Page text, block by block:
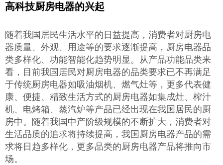
高科技厨房电器的兴起
随着我国居民生活水平的日益提高，消费者对厨房电
器质量、外观、用途等的要求逐渐提高，厨房电器品
类多样化、功能智能化趋势明显。从产品功能品类来
看，目前我国居民对厨房电器的品类要求已不再满足
于传统厨房电器如吸油烟机、燃气灶等，更多代表健
康、便捷、精致生活方式的厨房电器如集成灶、榨汁
机、电烤箱、蒸汽炉等产品已经出现在我国居民的厨
房中。随着我国中产阶级规模的不断扩大，消费者对
生活品质的追求将持续提高，我国厨房电器产品的需
求将日趋多样化，更多品类的厨房电器产品将推向市
场。